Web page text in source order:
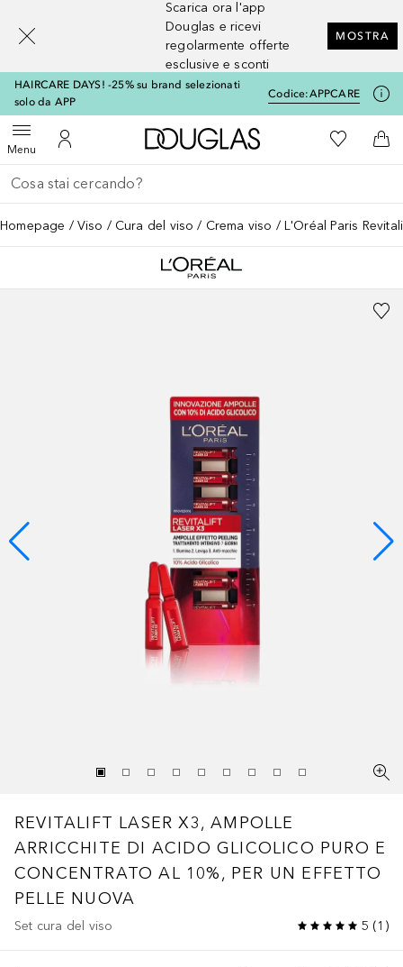
Scarica ora l'app
Douglas e ricevi
regolarmente offerte
esclusive e sconti
MOSTRA
HAIRCARE DAYS! -25% su brand selezionati
solo da APP
Codice:APPCARE
MenuApri menuAl Mio Account
A Douglas HomeAlla Mia
Al
Torna indietro
Esegui ricerca
Homepage Viso Cura del viso Crema viso L'Oréal Paris
REVITALIFT LASER X3, AMPOLLE
ARRICCHITE DI ACIDO GLICOLICO PURO E
CONCENTRATO AL 10%, PER UN EFFETTO
PELLE NUOVA
Set cura del viso 5 (1 )
[navigation.slideout.screenreader]